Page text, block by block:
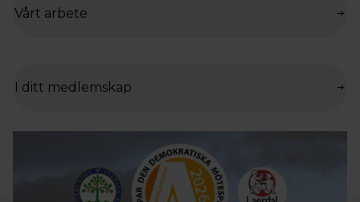
Vårt arbete
I ditt medlemskap